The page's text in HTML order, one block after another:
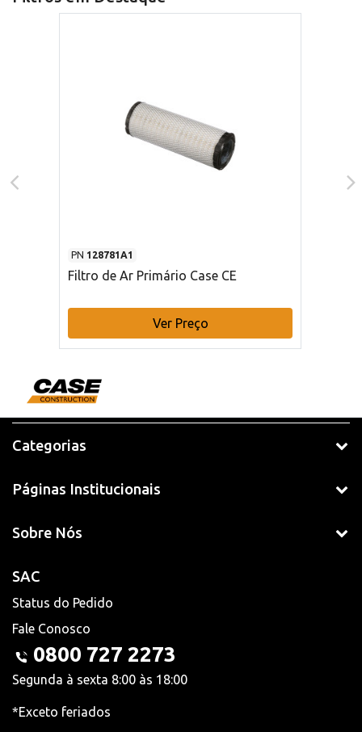
PN 128781A1
Filtro de Ar Primário Case CE
Ver Preço
Categorias
Páginas Institucionais
Sobre Nós
SAC
Status do Pedido
Fale Conosco
0800 727 2273
Segunda à sexta 8:00 às 18:00
*Exceto feriados